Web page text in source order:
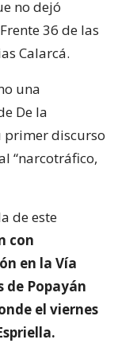
no dejó
36 de las
Calarcá.
una
De la
primer discurso
“narcotráfico,
de este
con
en la Vía
de Popayán
el viernes